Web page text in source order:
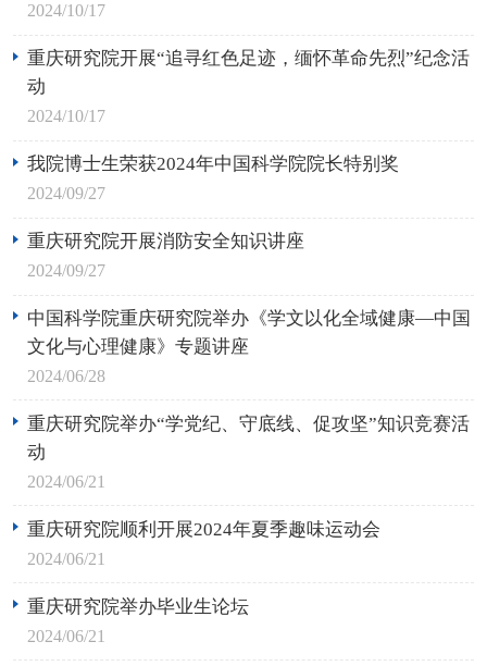
2024/10/17
重庆研究院开展“追寻红色足迹，缅怀革命先烈”纪念活
动
2024/10/17
我院博士生荣获2024年中国科学院院长特别奖
2024/09/27
重庆研究院开展消防安全知识讲座
2024/09/27
中国科学院重庆研究院举办《学文以化全域健康—中国
文化与心理健康》专题讲座
2024/06/28
重庆研究院举办“学党纪、守底线、促攻坚”知识竞赛活
动
2024/06/21
重庆研究院顺利开展2024年夏季趣味运动会
2024/06/21
重庆研究院举办毕业生论坛
2024/06/21